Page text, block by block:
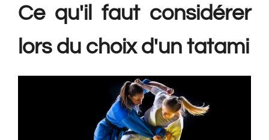
Ce qu'il faut considérer
lors du choix d'un tatami